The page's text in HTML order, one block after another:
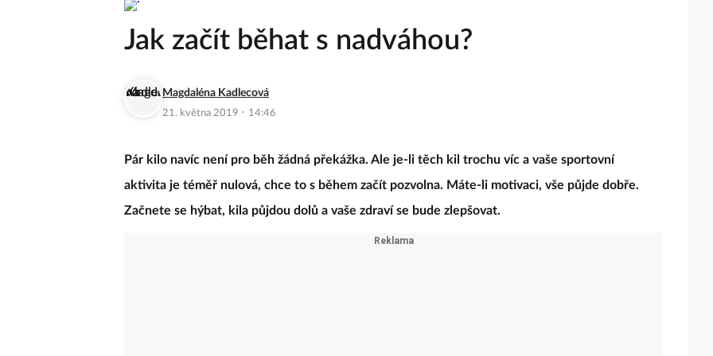
Jak začít běhat s nadváhou?
Magdaléna Kadlecová
21. května 2019 · 14:46
Pár kilo navíc není pro běh žádná překážka. Ale je-li těch kil trochu víc a vaše sportovní
aktivita je téměř nulová, chce to s během začít pozvolna. Máte-li motivaci, vše půjde dobře.
Začnete se hýbat, kila půjdou dolů a vaše zdraví se bude zlepšovat.